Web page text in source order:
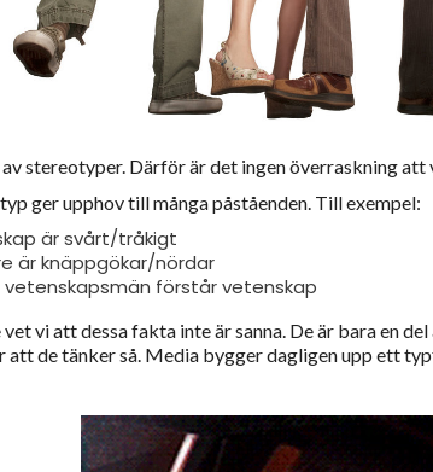
stereotyper. Därför är det ingen överraskning
ger upphov till många påståenden. Till exempel:
är svårt/tråkigt
är knäppgökar/nördar
vetenskapsmän förstår vetenskap
vi att dessa fakta inte är sanna. De är bara en
att de tänker så. Media bygger dagligen upp ett